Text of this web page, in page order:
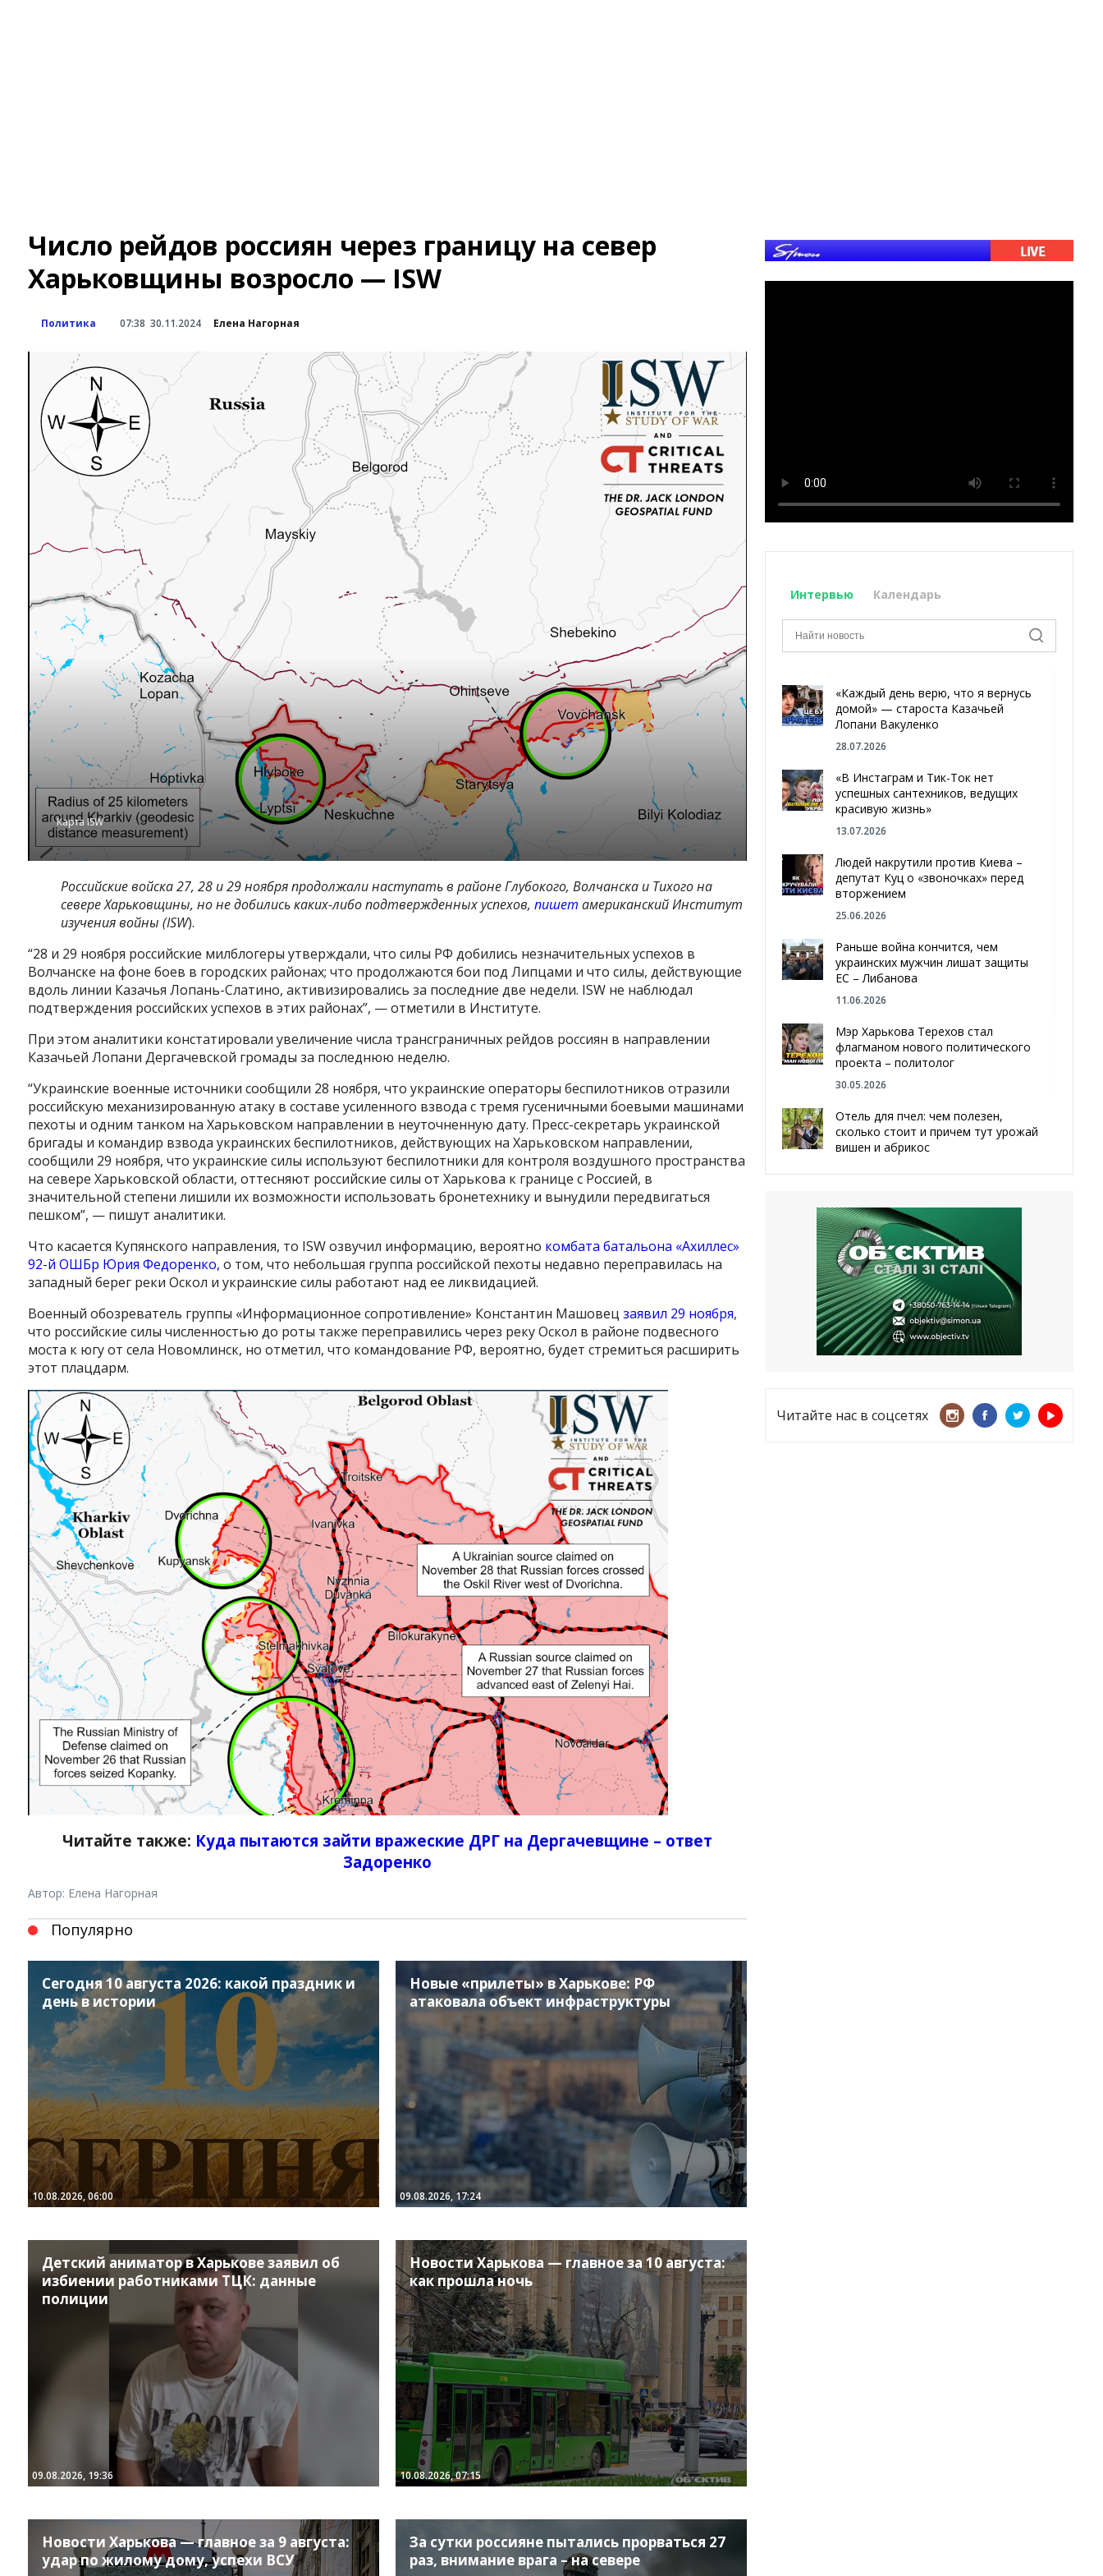
Число рейдов россиян через границу на север
Харьковщины возросло — ISW
Политика 07:38 30.11.2024 Елена Нагорная
Карта ISW
Российские войска 27, 28 и 29 ноября продолжали наступать в районе Глубокого, Волчанска и Тихого на
севере Харьковщины, но не добились каких-либо подтвержденных успехов, пишет американский Институт
изучения войны (ISW).
“28 и 29 ноября российские милблогеры утверждали, что силы РФ добились незначительных успехов в
Волчанске на фоне боев в городских районах; что продолжаются бои под Липцами и что силы, действующие
вдоль линии Казачья Лопань-Слатино, активизировались за последние две недели. ISW не наблюдал
подтверждения российских успехов в этих районах”, — отметили в Институте.
При этом аналитики констатировали увеличение числа трансграничных рейдов россиян в направлении
Казачьей Лопани Дергачевской громады за последнюю неделю.
“Украинские военные источники сообщили 28 ноября, что украинские операторы беспилотников отразили
российскую механизированную атаку в составе усиленного взвода с тремя гусеничными боевыми машинами
пехоты и одним танком на Харьковском направлении в неуточненную дату. Пресс-секретарь украинской
бригады и командир взвода украинских беспилотников, действующих на Харьковском направлении,
сообщили 29 ноября, что украинские силы используют беспилотники для контроля воздушного пространства
на севере Харьковской области, оттесняют российские силы от Харькова к границе с Россией, в
значительной степени лишили их возможности использовать бронетехнику и вынудили передвигаться
пешком”, — пишут аналитики.
Что касается Купянского направления, то ISW озвучил информацию, вероятно комбата батальона «Ахиллес»
92-й ОШБр Юрия Федоренко, о том, что небольшая группа российской пехоты недавно переправилась на
западный берег реки Оскол и украинские силы работают над ее ликвидацией.
Военный обозреватель группы «Информационное сопротивление» Константин Машовец заявил 29 ноября,
что российские силы численностью до роты также переправились через реку Оскол в районе подвесного
моста к югу от села Новомлинск, но отметил, что командование РФ, вероятно, будет стремиться расширить
этот плацдарм.
Читайте также: Куда пытаются зайти вражеские ДРГ на Дергачевщине – ответ
Задоренко
Автор: Елена Нагорная
Популярно
Сегодня 10 августа 2026: какой праздник и
день в истории
10.08.2026, 06:00
Новые «прилеты» в Харькове: РФ
атаковала объект инфраструктуры
09.08.2026, 17:24
Детский аниматор в Харькове заявил об
избиении работниками ТЦК: данные
полиции
09.08.2026, 19:36
Новости Харькова — главное за 10 августа:
как прошла ночь
10.08.2026, 07:15
Новости Харькова — главное за 9 августа:
удар по жилому дому, успехи ВСУ
За сутки россияне пытались прорваться 27
раз, внимание врага – на севере
Интервью Календарь
«Каждый день верю, что я вернусь
домой» — староста Казачьей
Лопани Вакуленко
28.07.2026
«В Инстаграм и Тик-Ток нет
успешных сантехников, ведущих
красивую жизнь»
13.07.2026
Людей накрутили против Киева –
депутат Куц о «звоночках» перед
вторжением
25.06.2026
Раньше война кончится, чем
украинских мужчин лишат защиты
ЕС – Либанова
11.06.2026
Мэр Харькова Терехов стал
флагманом нового политического
проекта – политолог
30.05.2026
Отель для пчел: чем полезен,
сколько стоит и причем тут урожай
вишен и абрикос
Чугуева, города, который устоял,
несмотря ни на что
21.05.2026
«ТЦК нарушает закон? Пусть
платят!» Как благодаря штрафу
женщину сняли с учета
15.05.2026
Читайте нас в соцсетях
InstagramFacebook
TwitterYoutube